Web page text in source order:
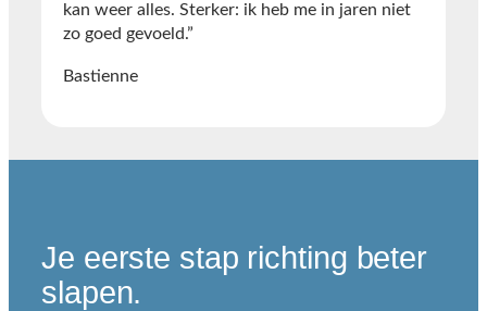
kan weer alles. Sterker: ik heb me in jaren niet
zo goed gevoeld.”
Bastienne
Je eerste stap richting beter
slapen.